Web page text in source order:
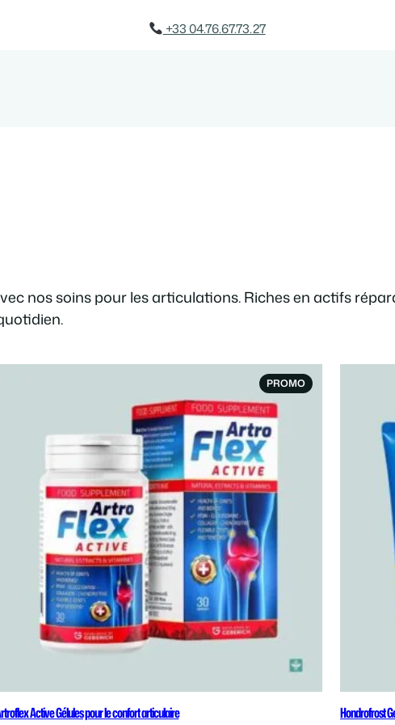
+33 04.76.67.73.27
nos soins pour les articulations. Riches en actifs
PROMOPRODUIT
EN
Active Gélules pour le confort articulaire Hondrofrost